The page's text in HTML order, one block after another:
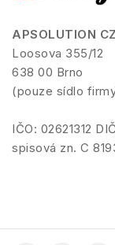
APSOLUTION
Loosova 355/12
638 00 Brno
(pouze sídlo
IČO: 02621312
spisová zn. C